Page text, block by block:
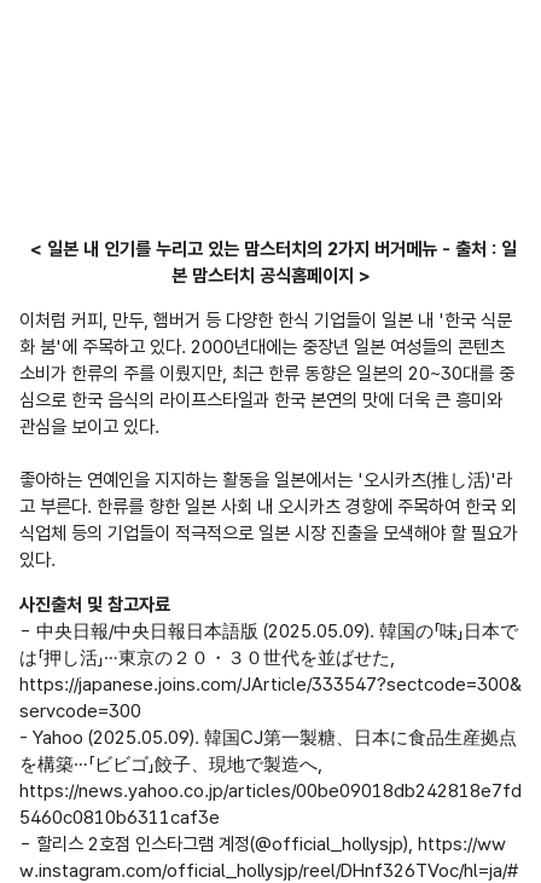
< 일본 내 인기를 누리고 있는 맘스터치의 2가지 버거메뉴 - 출처 : 일
본 맘스터치 공식홈페이지 >
이처럼 커피, 만두, 햄버거 등 다양한 한식 기업들이 일본 내 '한국 식문
화 붐'에 주목하고 있다. 2000년대에는 중장년 일본 여성들의 콘텐츠
소비가 한류의 주를 이뤘지만, 최근 한류 동향은 일본의 20~30대를 중
심으로 한국 음식의 라이프스타일과 한국 본연의 맛에 더욱 큰 흥미와
관심을 보이고 있다.
좋아하는 연예인을 지지하는 활동을 일본에서는 '오시카츠(推し活)'라
고 부른다. 한류를 향한 일본 사회 내 오시카츠 경향에 주목하여 한국 외
식업체 등의 기업들이 적극적으로 일본 시장 진출을 모색해야 할 필요가
사진출처 및 참고자료
- 中央日報/中央日報日本語版 (2025.05.09). 韓国の「味」日本で
は「押し活」…東京の２０・３０世代を並ばせた,
https://japanese.joins.com/JArticle/333547?sectcode=300&
servcode=300
- Yahoo (2025.05.09). 韓国CJ第一製糖、日本に食品生産拠点
を構築…「ビビゴ」餃子、現地で製造へ,
https://news.yahoo.co.jp/articles/00be09018db242818e7fd
5460c0810b6311caf3e
- 할리스 2호점 인스타그램 계정(@official_hollysjp), https://ww
w.instagram.com/official_hollysjp/reel/DHnf326TVoc/hl=ja/#